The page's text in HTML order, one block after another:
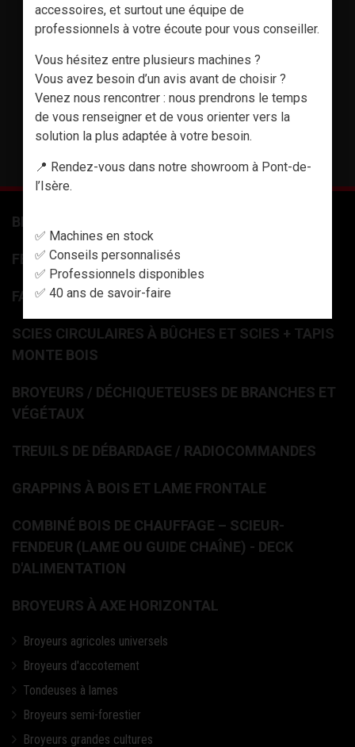
TÉLÉCHARGER LE CATALOGUE
BENNES 3 PTS
FENDEUSES À BOIS
FAGOTEUSES DE BÛCHES
SCIES CIRCULAIRES À BÛCHES ET SCIES + TAPIS
MONTE BOIS
BROYEURS / DÉCHIQUETEUSES DE BRANCHES ET
VÉGÉTAUX
TREUILS DE DÉBARDAGE / RADIOCOMMANDES
GRAPPINS À BOIS ET LAME FRONTALE
COMBINÉ BOIS DE CHAUFFAGE – SCIEUR-
FENDEUR (LAME OU GUIDE CHAÎNE) - DECK
D'ALIMENTATION
BROYEURS À AXE HORIZONTAL
Broyeurs agricoles universels
Broyeurs d'accotement
Tondeuses à lames
Broyeurs semi-forestier
Broyeurs grandes cultures
accessoires, et surtout une équipe de
professionnels à votre écoute pour vous conseiller.
Vous hésitez entre plusieurs machines ?
Vous avez besoin d’un avis avant de choisir ?
Venez nous rencontrer : nous prendrons le temps
de vous renseigner et de vous orienter vers la
solution la plus adaptée à votre besoin.
📍 Rendez-vous dans notre showroom à Pont-de-
l’Isère.
✅ Machines en stock
✅ Conseils personnalisés
✅ Professionnels disponibles
✅ 40 ans de savoir-faire